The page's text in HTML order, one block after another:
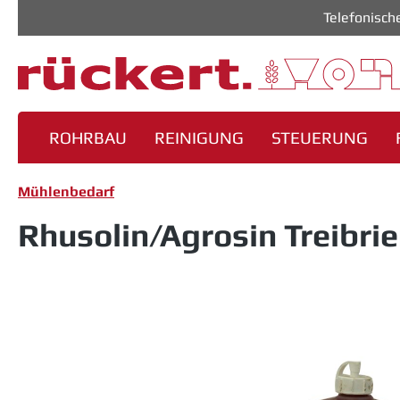
ROHRBAU REINIGUNG STEUERUNG
Mühlenbedarf
Rhusolin/Agrosin